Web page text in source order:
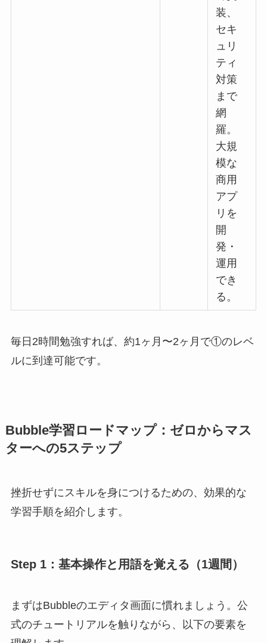
装、
セキ
ュリ
ティ
対策
まで
網
羅。
大規
模な
商用
アプ
リを
開
発・
運用
でき
る。
毎日2時間勉強すれば、約1ヶ月〜2ヶ月で①のレベ
ルに到達可能です。
Bubble学習ロードマップ：ゼロからマス
ターへの5ステップ
挫折せずにスキルを身につけるための、効果的な
学習手順を紹介します。
Step 1：基本操作と用語を覚える（1週間）
まずはBubbleのエディタ画面に慣れましょう。公
式のチュートリアルを触りながら、以下の要素を